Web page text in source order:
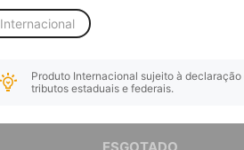
Internacional
Produto Internacional sujeito à
tributos estaduais e federais.